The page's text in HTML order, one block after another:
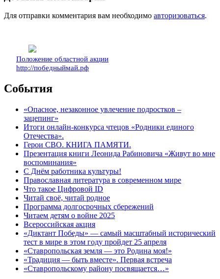
Для отправки комментария вам необходимо авторизоваться.
Положение областной акции
http://победныймай.рф
События
«Опасное, незаконное увлечение подростков –
зацепинг»
Итоги онлайн-конкурса чтецов «Родники единого
Отечества».
Герои СВО. КНИГА ПАМЯТИ.
Презентация книги Леонида Рабиновича «Живут во мне
воспоминания»
С Днём работника культуры!
Православная литература в современном мире
Что такое Цифровой ID
Читай своё, читай родное
Программа долгосрочных сбережений
Читаем детям о войне 2025
Всероссийская акция
«Диктант Победы» — самый масштабный исторический
тест в мире в этом году пройдет 25 апреля
«Ставропольская земля — это Родина моя!»
«Традиция — быть вместе». Первая встреча
«Ставропольскому району посвящается…»